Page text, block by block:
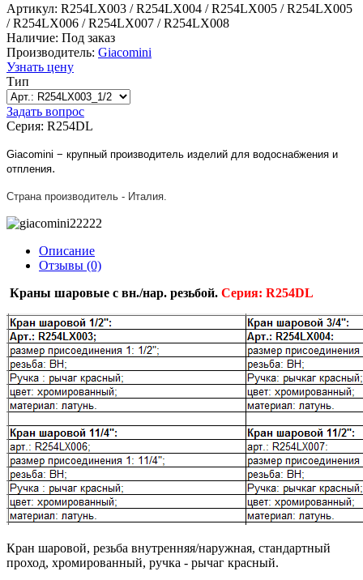
Артикул: R254LX003 / R254LX004 / R254LX005 / R254LX005
/ R254LX006 / R254LX007 / R254LX008
Наличие: Под заказ
Производитель: Giacomini
Узнать цену
Тип
Задать вопрос
Серия: R254DL
Giacomini − крупный производитель изделий для водоснабжения и
отпления.
Страна производитель - Италия.
Описание
Отзывы (0)
Краны шаровые с вн./нар. резьбой. Серия: R254DL
Кран шаровой, резьба внутренняя/наружная, стандартный
проход, хромированный, ручка - рычаг красный.